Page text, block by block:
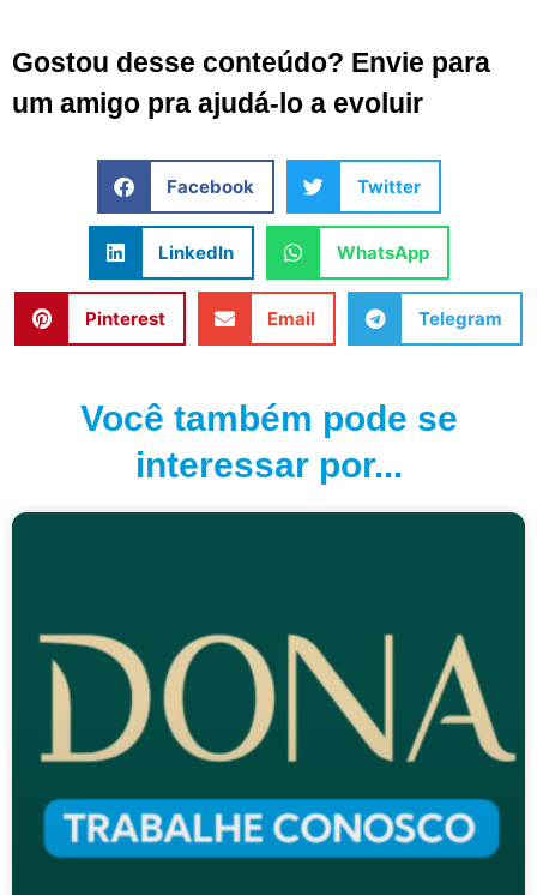
Gostou desse conteúdo? Envie para
um amigo pra ajudá-lo a evoluir
Facebook Twitter
LinkedIn WhatsApp
Pinterest Email Telegram
Você também pode se
interessar por...